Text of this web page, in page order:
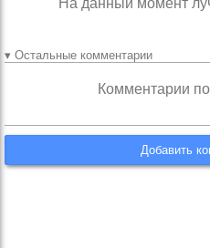
На данный момент
▾ Остальные комментарии
Комментарии
Добавить